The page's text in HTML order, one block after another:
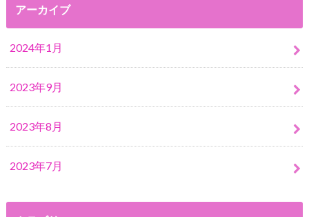
アーカイブ
2024年1月
2023年9月
2023年8月
2023年7月